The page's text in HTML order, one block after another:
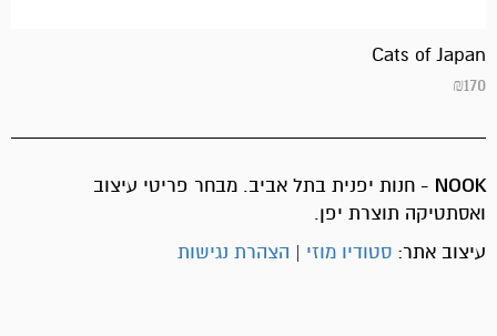
Cats of Japan
₪170
NOOK - חנות יפנית בתל אביב. מבחר פריטי עיצוב
ואסתטיקה תוצרת יפן.
עיצוב אתר: סטודיו מוזי | הצהרת נגישות